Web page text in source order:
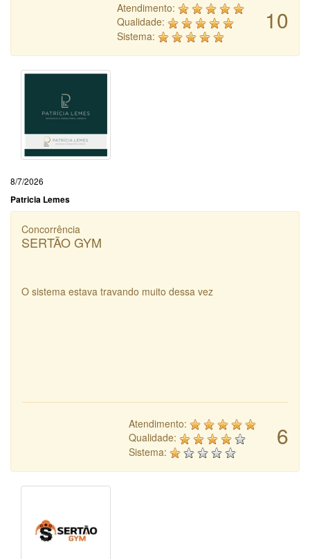
10
Atendimento:
Qualidade:
Sistema:
8/7/2026
Patricia Lemes
Concorrência
SERTÃO GYM
O sistema estava travando muito dessa vez
6
Atendimento:
Qualidade:
Sistema: